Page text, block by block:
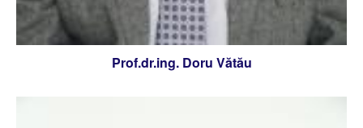
Prof.dr.ing. Doru Vătău